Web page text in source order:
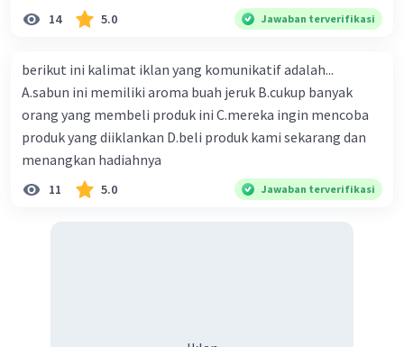
14 5.0 Jawaban terverifikasi
berikut ini kalimat iklan yang komunikatif adalah...
A.sabun ini memiliki aroma buah jeruk B.cukup banyak
orang yang membeli produk ini C.mereka ingin mencoba
produk yang diiklankan D.beli produk kami sekarang dan
menangkan hadiahnya
11 5.0 Jawaban terverifikasi